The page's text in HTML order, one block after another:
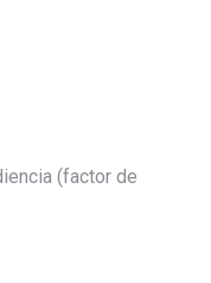
(factor de